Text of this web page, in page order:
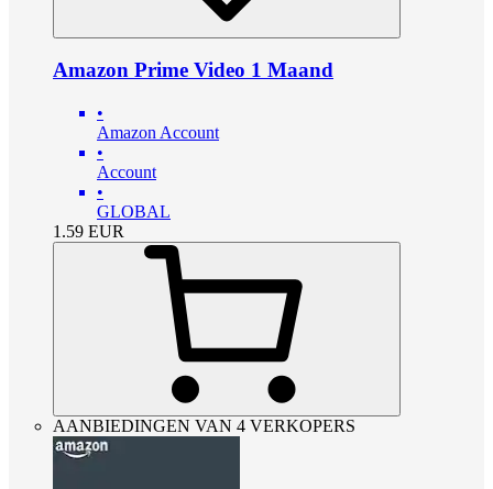
Amazon Prime Video 1 Maand
•
Amazon Account
•
Account
•
GLOBAL
1.59 EUR
AANBIEDINGEN VAN 4 VERKOPERS